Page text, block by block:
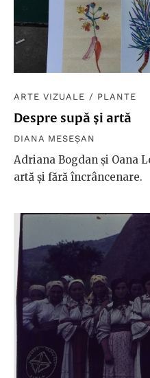
ARTE VIZUALE / PLANTE
Despre supă și artă
DIANA MESEȘAN
Adriana Bogdan și Oana
artă și fără încrâncenare.